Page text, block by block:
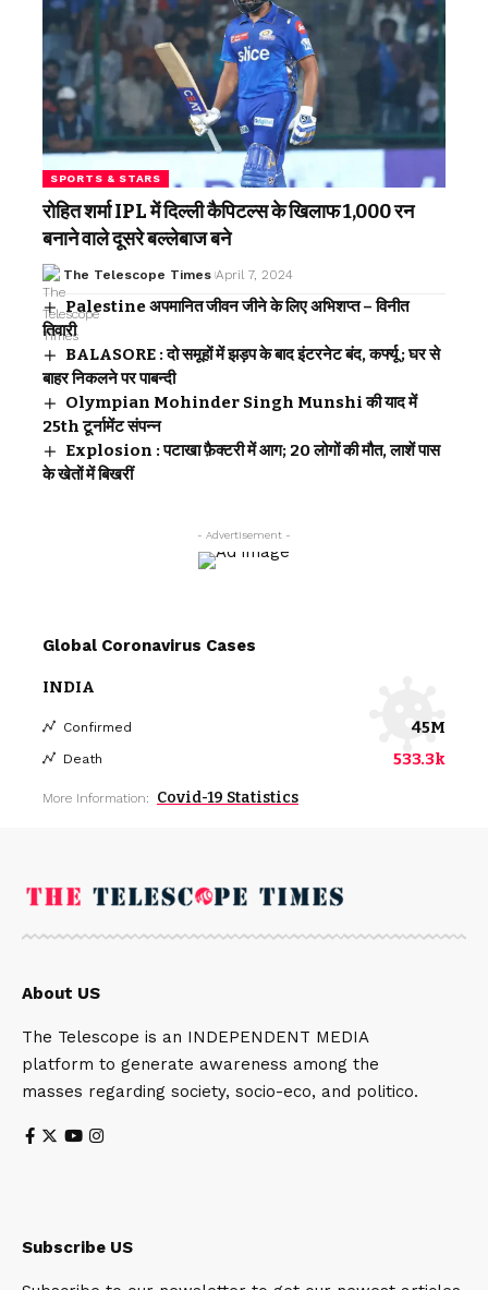
SPORTS & STARS
रोहित शर्मा IPL में दिल्ली कैपिटल्स के खिलाफ 1,000 रन
बनाने वाले दूसरे बल्लेबाज बने
The Telescope Times April 7, 2024
Palestine अपमानित जीवन जीने के लिए अभिशप्त – विनीत
तिवारी
BALASORE : दो समूहों में झड़प के बाद इंटरनेट बंद, कर्फ्यू ; घर से
बाहर निकलने पर पाबन्दी
Olympian Mohinder Singh Munshi की याद में
25th टूर्नामेंट संपन्न
Explosion : पटाखा फ़ैक्टरी में आग; 20 लोगों की मौत, लाशें पास
के खेतों में बिखरीं
- Advertisement -
Global Coronavirus Cases
INDIA
Confirmed 45M
Death 533.3k
More Information: Covid-19 Statistics
About US
The Telescope is an INDEPENDENT MEDIA
platform to generate awareness among the
masses regarding society, socio-eco, and politico.
Subscribe US